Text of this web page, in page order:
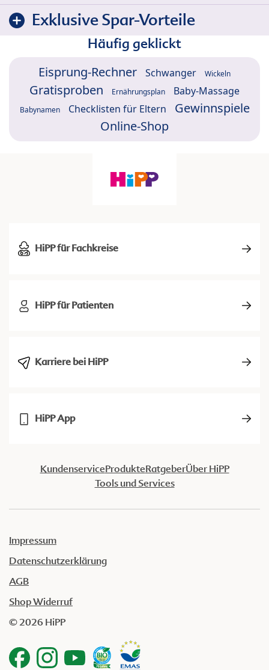
Exklusive Spar-Vorteile
Häufig geklickt
Eisprung-Rechner Schwanger Wickeln
Gratisproben Ernährungsplan Baby-Massage
Babynamen Checklisten für Eltern
Gewinnspiele
Online-Shop
HiPP für Fachkreise
HiPP für Patienten
Karriere bei HiPP
HiPP App
KundenserviceProdukteRatgeberÜber HiPP
Tools und Services
Impressum
Datenschutzerklärung
AGB
Shop Widerruf
© 2026 HiPP